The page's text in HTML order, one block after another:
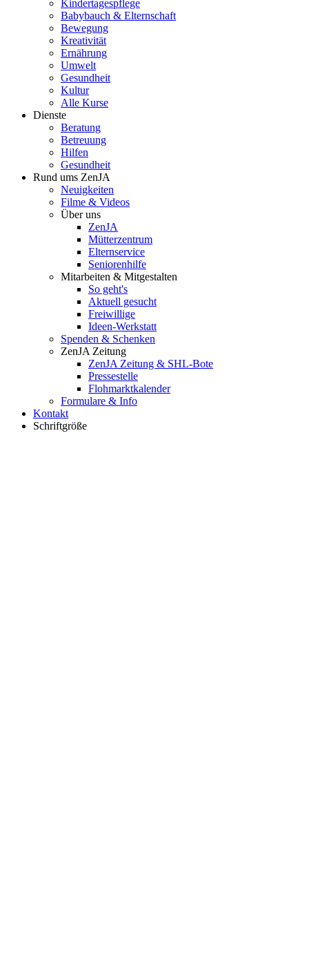
Kindertagespflege
Babybauch & Elternschaft
Bewegung
Kreativität
Ernährung
Umwelt
Gesundheit
Kultur
Alle Kurse
Dienste
Beratung
Betreuung
Hilfen
Gesundheit
Rund ums ZenJA
Neuigkeiten
Filme & Videos
Über uns
ZenJA
Mütterzentrum
Elternservice
Seniorenhilfe
Mitarbeiten & Mitgestalten
So geht's
Aktuell gesucht
Freiwillige
Ideen-Werkstatt
Spenden & Schenken
ZenJA Zeitung
ZenJA Zeitung & SHL-Bote
Pressestelle
Flohmarktkalender
Formulare & Info
Kontakt
Schriftgröße